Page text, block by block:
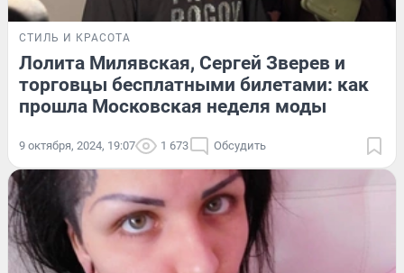
СТИЛЬ И КРАСОТА
Лолита Милявская, Сергей Зверев и
торговцы бесплатными билетами: как
прошла Московская неделя моды
9 октября, 2024, 19:07 1 673 Обсудить